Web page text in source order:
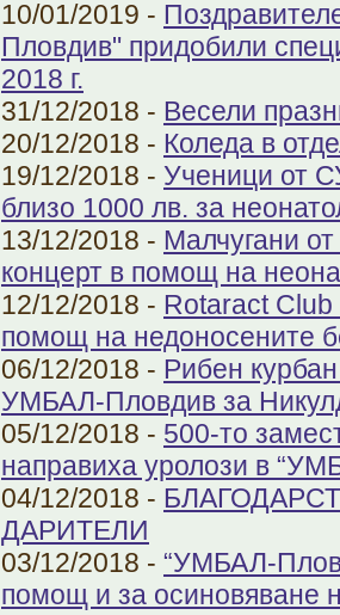
10/01/2019 -
Пловдив" придобили
2018 г.
31/12/2018 - Весели
20/12/2018 - Коледа в
19/12/2018 - Ученици от
близо 1000 лв. за
13/12/2018 - Малчугани
концерт в помощ на
12/12/2018 - Rotaract Club
помощ на недоносените
06/12/2018 - Рибен
УМБАЛ-Пловдив за
05/12/2018 - 500-то
направиха уролози в
04/12/2018 -
ДАРИТЕЛИ
03/12/2018 - “УМБАЛ-
помощ и за осиновяване